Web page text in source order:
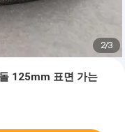
2/3
125mm 표면 가는